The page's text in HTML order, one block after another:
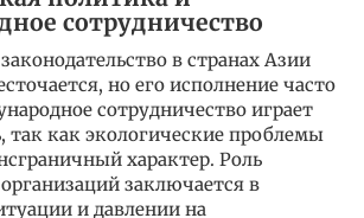
сотрудничество
в странах Азии
но его исполнение часто
сотрудничество играет
как экологические проблемы
характер. Роль
заключается в
и давлении на